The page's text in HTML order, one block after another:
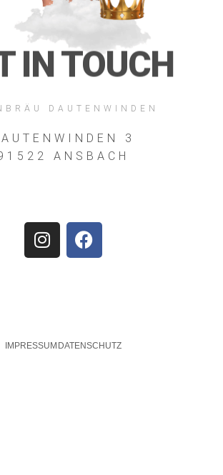
IN TOUCH
DAUTENWINDEN
3
ANSBACH
IMPRESSUM DATENSCHUTZ